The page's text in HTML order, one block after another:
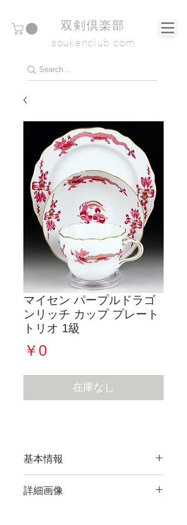
​双剣倶楽部
soukenclub.com
マイセン パープルドラゴ
ンリッチ カップ プレート
トリオ 1級
￥0価
格
在庫なし
基本情報
詳細画像